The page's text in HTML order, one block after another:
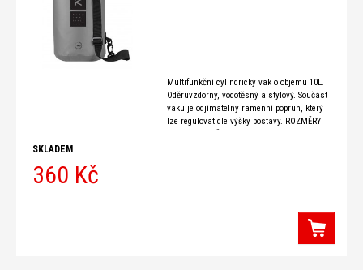
Multifunkční cylindrický vak o objemu 10L.
Oděruvzdorný, vodotěsný a stylový. Součást
vaku je odjímatelný ramenní popruh, který
lze regulovat dle výšky postavy. ROZMĚRY
SKLADEM
360 Kč